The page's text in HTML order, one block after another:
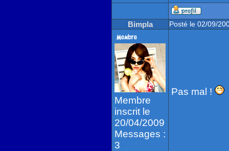
Bimpla Posté le 02/09/
Membre
inscrit le
20/04/2009
Messages :
3
Pas mal !